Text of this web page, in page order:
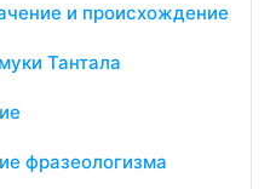
и происхождение
Тантала
фразеологизма